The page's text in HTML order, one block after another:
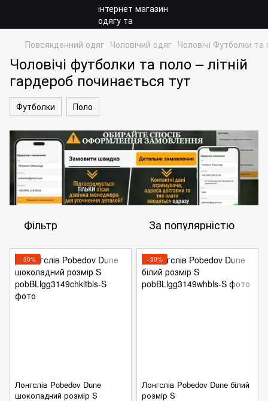
Повсякденний одяг Чоловічий одяг Чоловічі Футболки та
Чоловічі футболки та поло – літній
гардероб починається тут
Футболки Поло
Фільтр За популярністю
−30%
Лонгслів Pobedov Dune
шоколадний розмір S
−30%
Лонгслів Pobedov Dune білий
розмір S